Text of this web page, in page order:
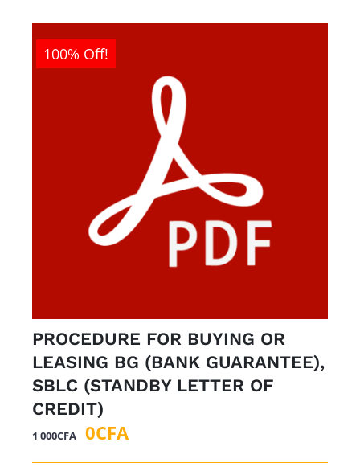
100% Off!
PROCEDURE FOR BUYING OR
LEASING BG (BANK GUARANTEE),
SBLC (STANDBY LETTER OF
CREDIT)
1 000CFA
Le
prix
0CFALe
prix